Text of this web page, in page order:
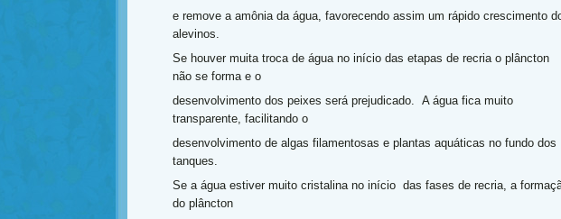
e remove a amônia da água, favorecendo assim um rápido crescimento
alevinos.
Se houver muita troca de água no início das etapas de recria o plâncton
não se forma e o
desenvolvimento dos peixes será prejudicado. A água fica muito
transparente, facilitando o
desenvolvimento de algas filamentosas e plantas aquáticas no fundo dos
tanques.
Se a água estiver muito cristalina no início das fases de recria, a
do plâncton